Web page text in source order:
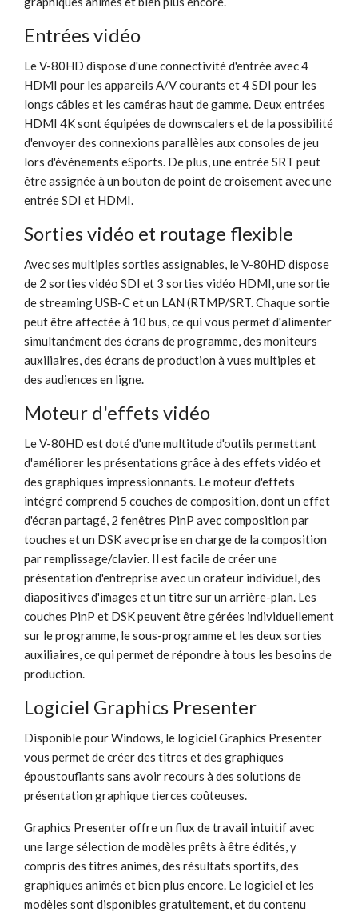
Entrées vidéo
Le V-80HD dispose d'une connectivité d'entrée avec 4
HDMI pour les appareils A/V courants et 4 SDI pour les
longs câbles et les caméras haut de gamme. Deux entrées
HDMI 4K sont équipées de downscalers et de la possibilité
d'envoyer des connexions parallèles aux consoles de jeu
lors d'événements eSports. De plus, une entrée SRT peut
être assignée à un bouton de point de croisement avec une
entrée SDI et HDMI.
Sorties vidéo et routage flexible
Avec ses multiples sorties assignables, le V-80HD dispose
de 2 sorties vidéo SDI et 3 sorties vidéo HDMI, une sortie
de streaming USB-C et un LAN (RTMP/SRT. Chaque sortie
peut être affectée à 10 bus, ce qui vous permet d'alimenter
simultanément des écrans de programme, des moniteurs
auxiliaires, des écrans de production à vues multiples et
des audiences en ligne.
Moteur d'effets vidéo
Le V-80HD est doté d'une multitude d'outils permettant
d'améliorer les présentations grâce à des effets vidéo et
des graphiques impressionnants. Le moteur d'effets
intégré comprend 5 couches de composition, dont un effet
d'écran partagé, 2 fenêtres PinP avec composition par
touches et un DSK avec prise en charge de la composition
par remplissage/clavier. Il est facile de créer une
présentation d'entreprise avec un orateur individuel, des
diapositives d'images et un titre sur un arrière-plan. Les
couches PinP et DSK peuvent être gérées individuellement
sur le programme, le sous-programme et les deux sorties
auxiliaires, ce qui permet de répondre à tous les besoins de
production.
Logiciel Graphics Presenter
Disponible pour Windows, le logiciel Graphics Presenter
vous permet de créer des titres et des graphiques
époustouflants sans avoir recours à des solutions de
présentation graphique tierces coûteuses.
Graphics Presenter offre un flux de travail intuitif avec
une large sélection de modèles prêts à être édités, y
compris des titres animés, des résultats sportifs, des
graphiques animés et bien plus encore. Le logiciel et les
modèles sont disponibles gratuitement, et du contenu